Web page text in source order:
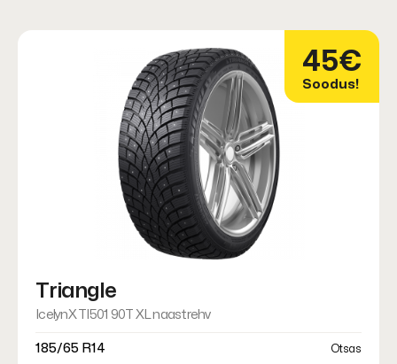
45€
Soodus!
Triangle
IcelynX TI501 90T XL naastrehv
185/65 R14 Otsas